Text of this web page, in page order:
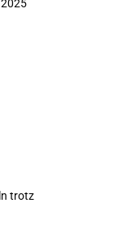
trotz